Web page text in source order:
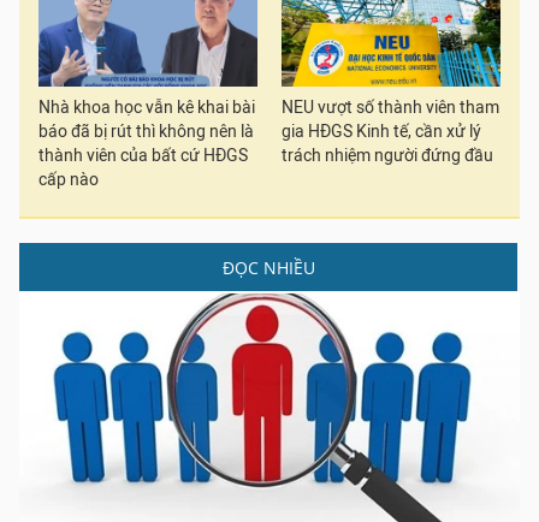
Nhà khoa học vẫn kê khai bài
báo đã bị rút thì không nên là
thành viên của bất cứ HĐGS
cấp nào
NEU vượt số thành viên tham
gia HĐGS Kinh tế, cần xử lý
trách nhiệm người đứng đầu
ĐỌC NHIỀU